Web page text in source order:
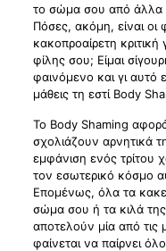
το σώμα σου από άλλα
Πόσες, ακόμη, είναι οι
κακοπροαίρετη κριτική
φίλης σου; Είμαι
φαινόμενο και γι αυτό
μάθεις τη εστί Body
Το Body Shaming
σχολιάζουν αρνητικά
εμφάνιση ενός τρίτου
τον εσωτερικό κόσμο
Επομένως, όλα τα
σώμα σου ή τα κιλά
αποτελούν μία από
φαίνεται να παίρνει